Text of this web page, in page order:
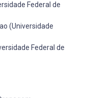
Federal de
(Universidade
Federal de